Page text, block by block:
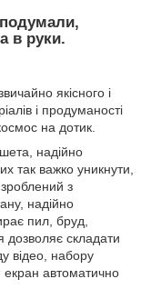
в руки.
якісного і
і продуманості
на дотик.
надійно
так важко уникнути,
з
надійно
пил, бруд,
дозволяє складати
відео, набору
екран автоматично